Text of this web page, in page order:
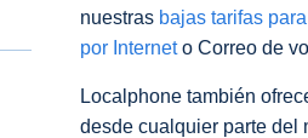
nuestras bajas tarifas
por Interneto Correo de
Localphone también
desde cualquier parte del